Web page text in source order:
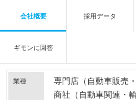
会社概要 採用データ
ギモンに回答
業種
専門店（自動車販売
商社（自動車関連・